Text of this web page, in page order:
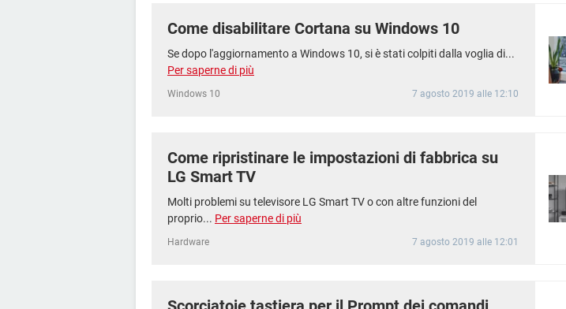
Come disabilitare Cortana su Windows 10
Se dopo l'aggiornamento a Windows 10, si è stati colpiti dalla voglia di...
Per saperne di più
Windows 10 7 agosto 2019 alle 12:10
Come ripristinare le impostazioni di fabbrica su
LG Smart TV
Molti problemi su televisore LG Smart TV o con altre funzioni del
proprio... Per saperne di più
Hardware 7 agosto 2019 alle 12:01